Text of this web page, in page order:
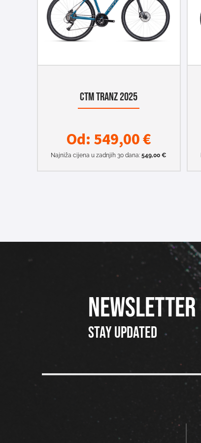
CTM TRANZ 2025
Od:549,00€
Najniža cijena u zadnjih 30 dana:549,00€
NEWSLETTER
Stay updated